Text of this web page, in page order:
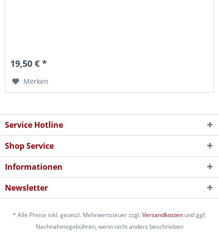
19,50 € *
Merken
Service Hotline
Shop Service
Informationen
Newsletter
* Alle Preise inkl. gesetzl. Mehrwertsteuer zzgl.Versandkosten und ggf.
Nachnahmegebühren, wenn nicht anders beschrieben